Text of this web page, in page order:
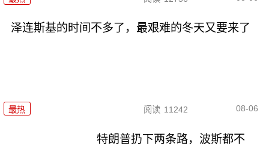
泽连斯基的时间不多了，最艰难的冬天又要来了
最热 阅读 11242 08-06
特朗普扔下两条路，波斯都不